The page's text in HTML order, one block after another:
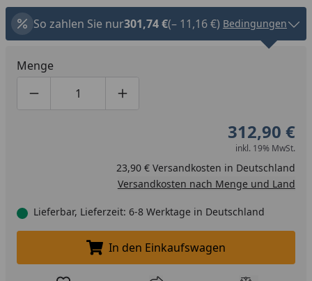
So zahlen Sie nur301,74 €(– 11,16 €) Bedingungen
Menge
Produktmenge um eins verringern
Produktmenge manuell eingeben
Produktmenge um eins erhöhen
312,90 €
inkl. 19% MwSt.
23,90 € Versandkosten in Deutschland
Versandkosten nach Menge und Land
Lieferbar, Lieferzeit: 6-8 Werktage in Deutschland
In den Einkaufswagen legen
In den Einkaufswagen